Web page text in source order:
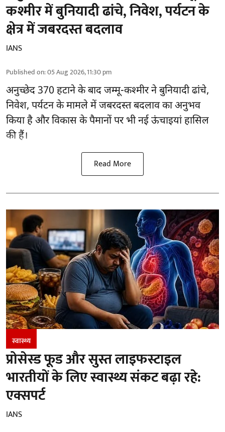
कश्मीर में बुनियादी ढांचे, निवेश, पर्यटन के
क्षेत्र में जबरदस्त बदलाव
IANS
Published on:05 Aug 2026, 11:30 pm
अनुच्छेद 370 हटाने के बादजम्मू-कश्मीर ने बुनियादी ढांचे,
निवेश, पर्यटन के मामले में जबरदस्त बदलाव का अनुभव
किया है और विकास के पैमानों पर भी नई ऊंचाइयां हासिल
की हैं।
Read More
स्वास्थ्य
प्रोसेस्ड फूड और सुस्त लाइफस्टाइल
भारतीयों के लिए स्वास्थ्य संकट बढ़ा रहे:
एक्सपर्ट
IANS